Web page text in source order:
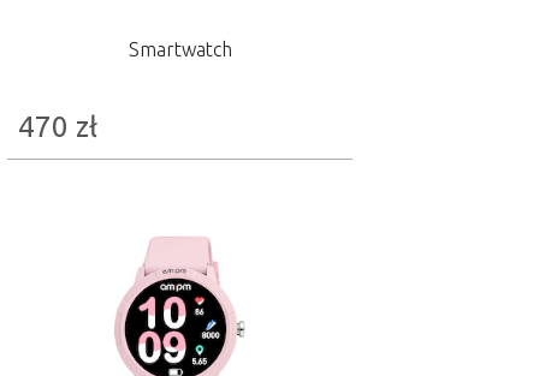
Smartwatch
470 zł